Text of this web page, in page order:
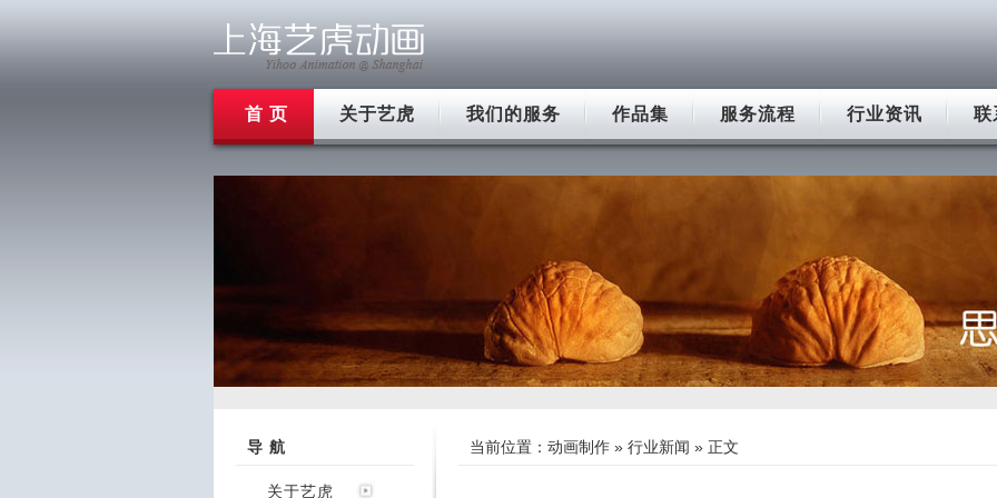
首 页 关于艺虎 我们的服务 作品集 服务流程 行业资讯 联
导 航
关于艺虎
当前位置： 动画制作 » 行业新闻 » 正文